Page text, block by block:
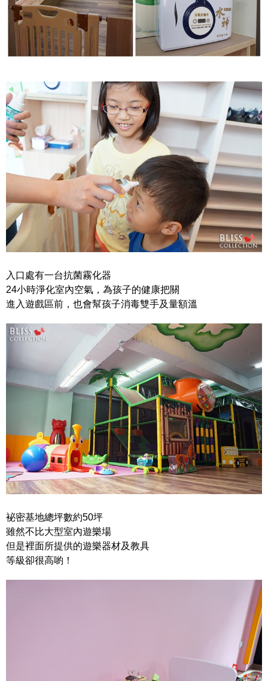
入口處有一台抗菌霧化器
24小時淨化室內空氣，為孩子的健康把關
進入遊戲區前，也會幫孩子消毒雙手及量額溫
袐密基地總坪數約50坪
雖然不比大型室內遊樂場
但是裡面所提供的遊樂器材及教具
等級卻很高喲！